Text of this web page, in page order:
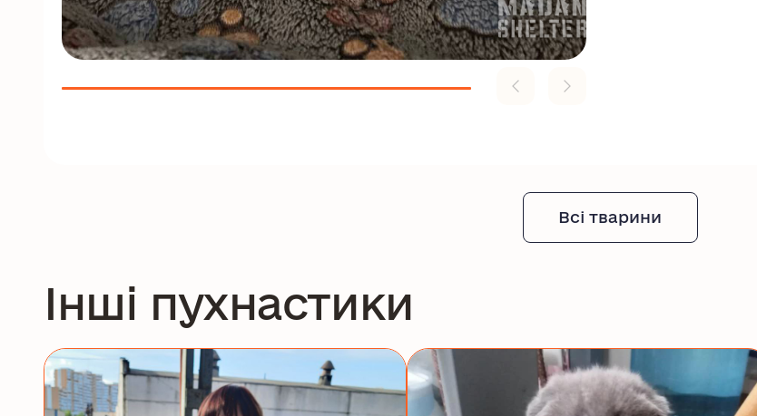
Всі тварини
Інші пухнастики